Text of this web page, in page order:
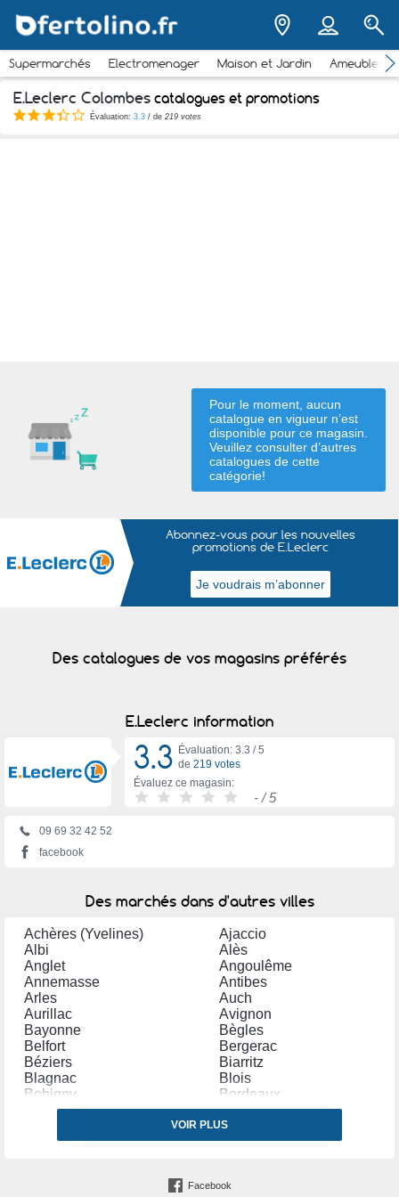
Supermarchés Electromenager Maison et Jardin
E.Leclerc Colombes catalogues et promotions
Évaluation: 3.3 / de 219 votes
Pour le moment, aucun
catalogue en vigueur n’est
disponible pour ce magasin.
Veuillez consulter d’autres
catalogues de cette
catégorie!
Abonnez-vous pour les nouvelles
promotions de E.Leclerc
Des catalogues de vos magasins préférés
E.Leclerc information
3.3 Évaluation: 3.3 /5
de 219 votes
Évaluez ce magasin:
- / 5
09 69 32 42 52
facebook
Des marchés dans d'autres villes
Achères (Yvelines)
Ajaccio
Albi
Alès
Anglet
Angoulême
Annemasse
Antibes
Arles
Auch
Aurillac
Avignon
Bayonne
Bègles
Belfort
Bergerac
Béziers
Biarritz
Blagnac
Blois
Bobigny
Bordeaux
Bourg en Bresse
Bourges
Bourgoin Jallieu
Bressuire
Brive la Gaillarde
Castres (Tarn)
VOIR PLUS
Facebook